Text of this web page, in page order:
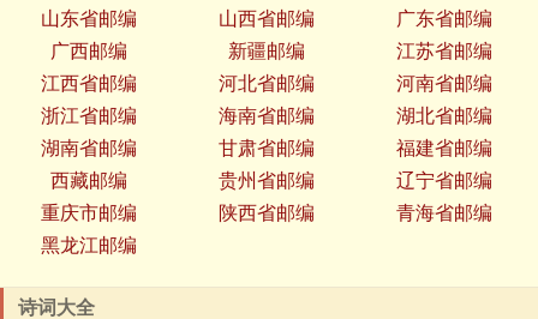
山东省邮编
山西省邮编
广东省邮编
广西邮编
新疆邮编
江苏省邮编
江西省邮编
河北省邮编
河南省邮编
浙江省邮编
海南省邮编
湖北省邮编
湖南省邮编
甘肃省邮编
福建省邮编
西藏邮编
贵州省邮编
辽宁省邮编
重庆市邮编
陕西省邮编
青海省邮编
黑龙江邮编
诗词大全